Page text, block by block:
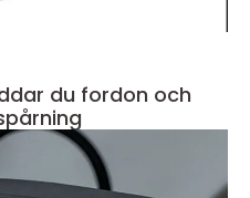
du fordon och